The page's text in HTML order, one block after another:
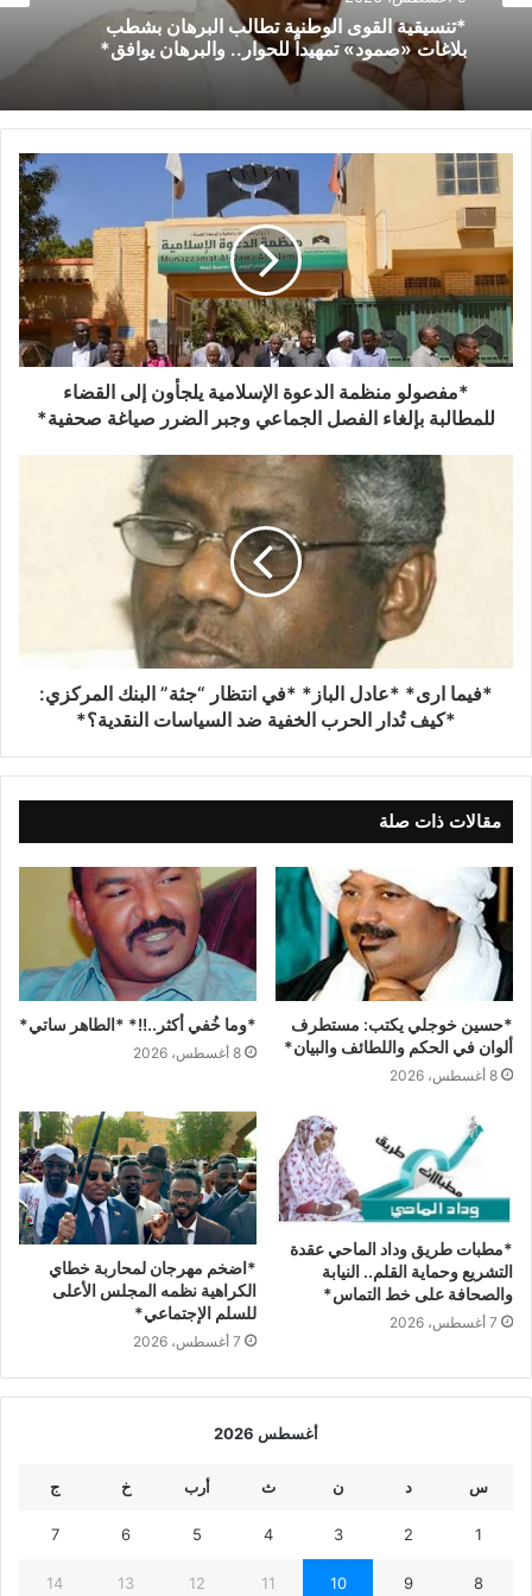
*تنسيقية القوى الوطنية تطالب البرهان بشطب
بلاغات «صمود» تمهيداً للحوار.. والبرهان يوافق*
*مفصولو منظمة الدعوة الإسلامية يلجأون إلى القضاء
للمطالبة بإلغاء الفصل الجماعي وجبر الضرر صياغة صحفية*
*فيما ارى* *عادل الباز* *في انتظار “جثة” البنك المركزي:
*كيف تُدار الحرب الخفية ضد السياسات النقدية؟*
مقالات ذات صلة
*حسين خوجلي يكتب: مستطرف
ألوان في الحكم واللطائف والبيان*
8 أغسطس، 2026
*وما خُفي أكثر..!!* *الطاهر ساتي*
8 أغسطس، 2026
*مطبات طريق ​وداد الماحي ​عقدة
التشريع وحماية القلم.. النيابة
والصحافة على خط التماس*
7 أغسطس، 2026
*اضخم مهرجان لمحاربة خطاي
الكراهية نظمه المجلس الأعلى
للسلم الإجتماعي*
7 أغسطس، 2026
أغسطس 2026
س د ن ث أرب خ ج
1
2
3
4
5
6
7
8
9
10
11
12
13
14